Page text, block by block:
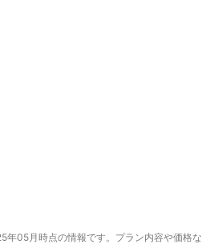
年05月時点の情報です。プラン内容や価格な